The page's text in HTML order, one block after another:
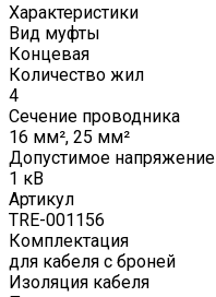
Характеристики
Вид муфты
Концевая
Количество жил
4
Сечение проводника
16 мм², 25 мм²
Допустимое напряжение
1 кВ
Артикул
TRE-001156
Комплектация
для кабеля с броней
Изоляция кабеля